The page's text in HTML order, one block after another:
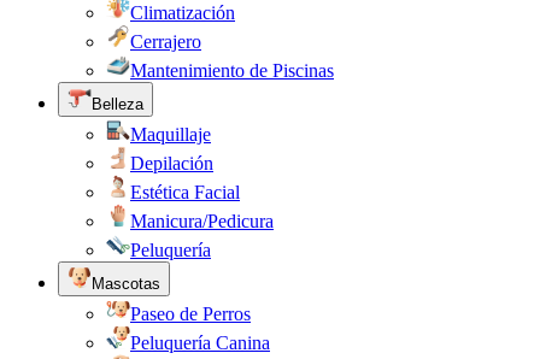
Climatización
Cerrajero
Mantenimiento de Piscinas
Belleza
Maquillaje
Depilación
Estética Facial
Manicura/Pedicura
Peluquería
Mascotas
Paseo de Perros
Peluquería Canina